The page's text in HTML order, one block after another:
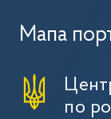
Мапа
по